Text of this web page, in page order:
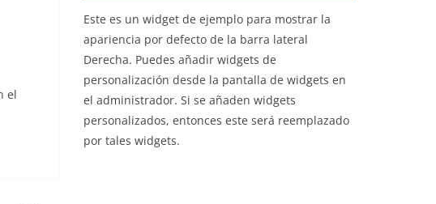
el
Este es un widget de ejemplo para mostrar la
apariencia por defecto de la barra lateral
Derecha. Puedes añadir widgets de
personalización desde la pantalla de widgets en
el administrador. Si se añaden widgets
personalizados, entonces este será reemplazado
por tales widgets.